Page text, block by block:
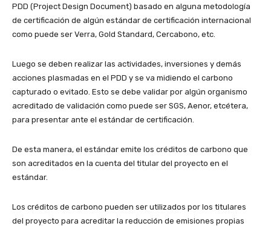
PDD (Project Design Document) basado en alguna metodología
de certificación de algún estándar de certificación internacional
como puede ser Verra, Gold Standard, Cercabono, etc.
Luego se deben realizar las actividades, inversiones y demás
acciones plasmadas en el PDD y se va midiendo el carbono
capturado o evitado. Esto se debe validar por algún organismo
acreditado de validación como puede ser SGS, Aenor, etcétera,
para presentar ante el estándar de certificación.
De esta manera, el estándar emite los créditos de carbono que
son acreditados en la cuenta del titular del proyecto en el
estándar.
Los créditos de carbono pueden ser utilizados por los titulares
del proyecto para acreditar la reducción de emisiones propias